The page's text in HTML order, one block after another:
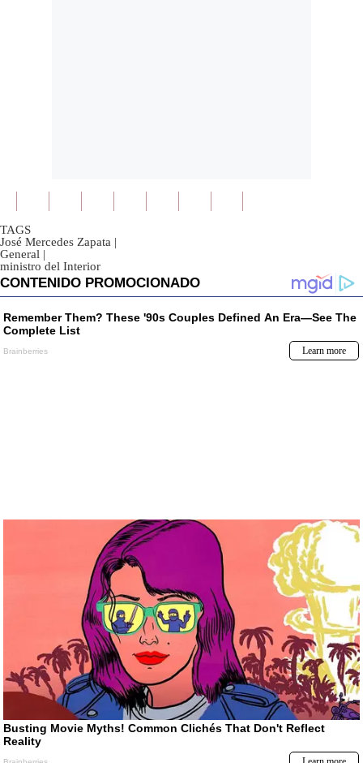
TAGS
José Mercedes Zapata |
General |
ministro del Interior